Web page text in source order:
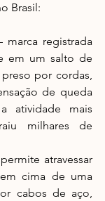
Brasil:
marca registrada
em um salto de
por cordas,
de queda
atividade mais
milhares de
atravessar
cima de uma
cabos de aço,